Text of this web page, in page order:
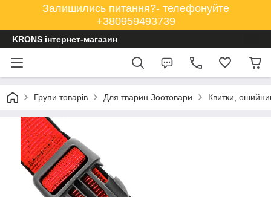
Залишились питання?- телефонуйте
+380959493739
KRONS інтернет-магазин
Групи товарів Для тварин Зоотовари Квитки,